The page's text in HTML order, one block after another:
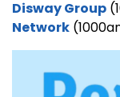
Disway Group
Network